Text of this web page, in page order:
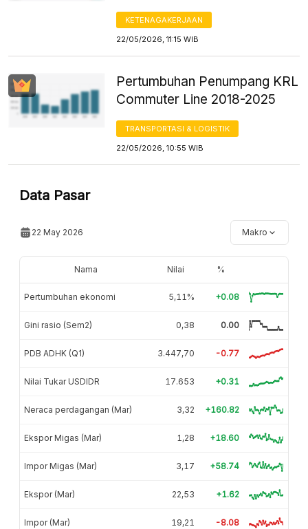
KETENAGAKERJAAN
22/05/2026, 11:15 WIB
Pertumbuhan Penumpang KRL
Commuter Line 2018-2025
TRANSPORTASI & LOGISTIK
22/05/2026, 10:55 WIB
Data Pasar
22 May 2026 Makro
Nama Nilai %
Pertumbuhan ekonomi 5,11% +0.08
Gini rasio (Sem2) 0,38 0.00
PDB ADHK (Q1) 3.447,70 -0.77
Nilai Tukar USDIDR 17.653 +0.31
Neraca perdagangan (Mar) 3,32 +160.82
Ekspor Migas (Mar) 1,28 +18.60
Impor Migas (Mar) 3,17 +58.74
Ekspor (Mar) 22,53 +1.62
Impor (Mar) 19,21 -8.08